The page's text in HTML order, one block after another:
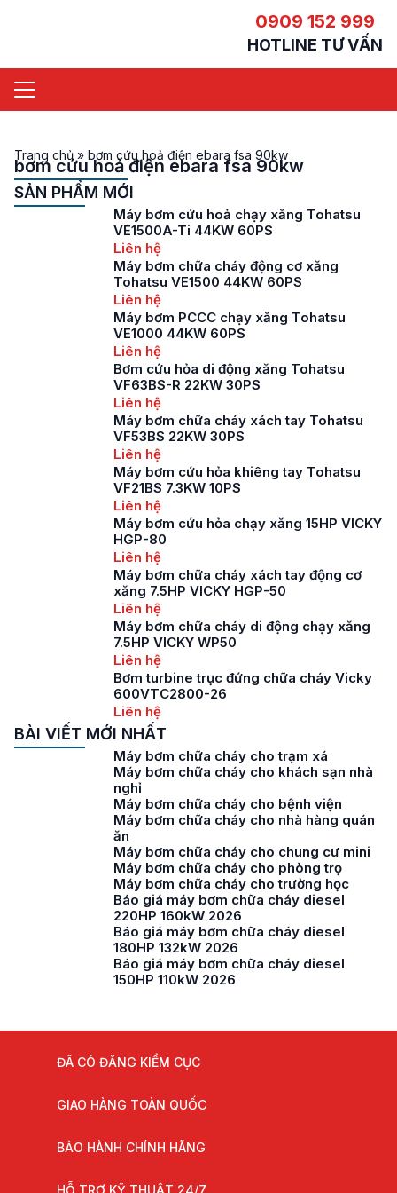
0909 152 999
HOTLINE TƯ VẤN
Trang chủ» bơm cứu hoả điện ebara fsa 90kw
bơm cứu hoả điện ebara fsa 90kw
SẢN PHẨM MỚI
Máy bơm cứu hoả chạy xăng Tohatsu
VE1500A-Ti 44KW 60PS
Liên hệ
Máy bơm chữa cháy động cơ xăng
Tohatsu VE1500 44KW 60PS
Liên hệ
Máy bơm PCCC chạy xăng Tohatsu
VE1000 44KW 60PS
Liên hệ
Bơm cứu hỏa di động xăng Tohatsu
VF63BS-R 22KW 30PS
Liên hệ
Máy bơm chữa cháy xách tay Tohatsu
VF53BS 22KW 30PS
Liên hệ
Máy bơm cứu hỏa khiêng tay Tohatsu
VF21BS 7.3KW 10PS
Liên hệ
Máy bơm cứu hỏa chạy xăng 15HP VICKY
HGP-80
Liên hệ
Máy bơm chữa cháy xách tay động cơ
xăng 7.5HP VICKY HGP-50
Liên hệ
Máy bơm chữa cháy di động chạy xăng
7.5HP VICKY WP50
Liên hệ
Bơm turbine trục đứng chữa cháy Vicky
600VTC2800-26
Liên hệ
BÀI VIẾT MỚI NHẤT
Máy bơm chữa cháy cho trạm xá
Máy bơm chữa cháy cho khách sạn nhà
nghỉ
Máy bơm chữa cháy cho bệnh viện
Máy bơm chữa cháy cho nhà hàng quán
ăn
Máy bơm chữa cháy cho chung cư mini
Máy bơm chữa cháy cho phòng trọ
Máy bơm chữa cháy cho trường học
Báo giá máy bơm chữa cháy diesel
220HP 160kW 2026
Báo giá máy bơm chữa cháy diesel
180HP 132kW 2026
Báo giá máy bơm chữa cháy diesel
150HP 110kW 2026
ĐÃ CÓ ĐĂNG KIỂM CỤC
GIAO HÀNG TOÀN QUỐC
BẢO HÀNH CHÍNH HÃNG
HỖ TRỢ KỸ THUẬT 24/7